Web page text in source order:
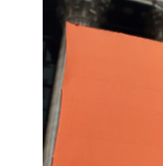
トップ ビジネス 「ア
ビジネス
「アジアの
社が選出